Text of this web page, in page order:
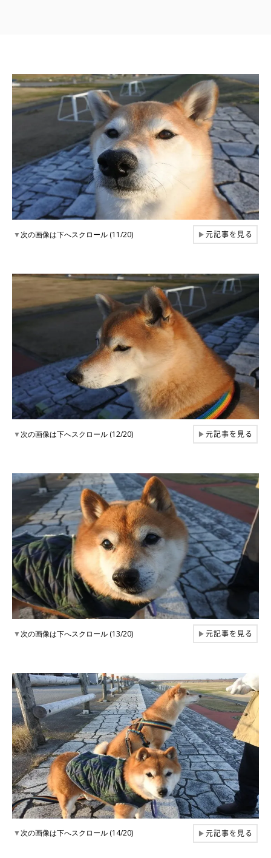
▼次の画像は下へスクロール (11/20) ▶元記事を見る
▼次の画像は下へスクロール (12/20) ▶元記事を見る
▼次の画像は下へスクロール (13/20) ▶元記事を見る
▼次の画像は下へスクロール (14/20) ▶元記事を見る